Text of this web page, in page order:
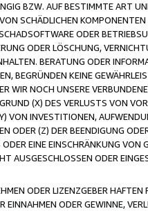
BZW. AUF BESTIMMTE ART
SCHÄDLICHEN
ODER
ODER LÖSCHUNG,
BERATUNG ODER
BEGRÜNDEN KEINE
WIR NOCH UNSERE
(X) DES VERLUSTS VON
VON INVESTITIONEN,
ODER (Z) DER BEENDIGUNG
EINE EINSCHRÄNKUNG
AUSGESCHLOSSEN ODER
ODER LIZENZGEBER
EINNAHMEN ODER GEWINNE,